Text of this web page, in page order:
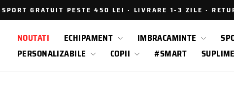
Intrerupe
prezentarea
GRATUIT PESTE 450 LEI · LIVRARE 1-3 ZILE ·
NOUTATI ECHIPAMENT IMBRACAMINTE
PERSONALIZABILE
COPII #SMART